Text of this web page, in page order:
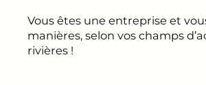
Vous êtes une entreprise et
manières, selon vos champs
rivières !